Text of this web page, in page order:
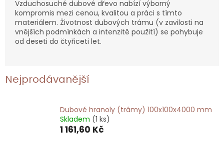
Vzduchosuché dubové dřevo nabízí výborný
kompromis mezi cenou, kvalitou a práci s tímto
materiálem. Životnost dubových trámu (v zavilosti na
vnějších podmínkách a intenzitě použití) se pohybuje
od deseti do čtyřiceti let.
Nejprodávanější
Dubové hranoly (trámy) 100x100x4000 mm
Skladem (1 ks)
1 161,60 Kč